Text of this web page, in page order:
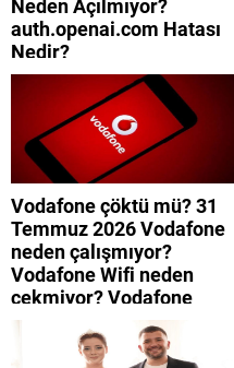
Neden Açılmıyor?
auth.openai.com Hatası
Nedir?
Vodafone çöktü mü? 31
Temmuz 2026 Vodafone
neden çalışmıyor?
Vodafone Wifi neden
çekmiyor? Vodafone
mobil uygulamaya neden
giremiyorum?